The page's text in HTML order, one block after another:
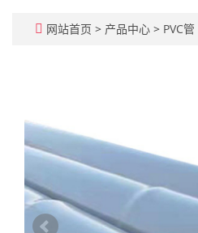
网站首页 > 产品中心 > PVC管